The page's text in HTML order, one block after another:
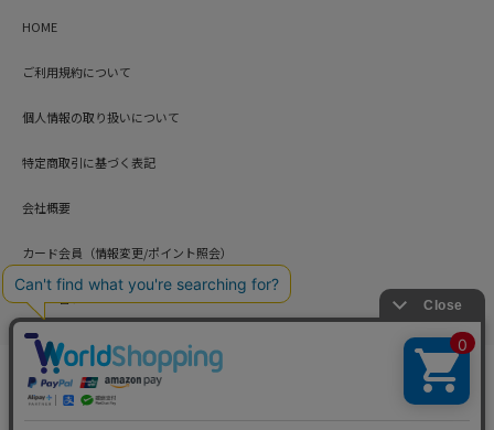
HOME
ご利用規約について
個人情報の取り扱いについて
特定商取引に基づく表記
会社概要
カード会員（情報変更/ポイント照会）